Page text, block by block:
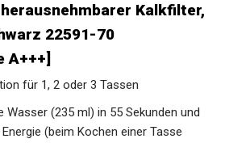
Kalkfilter,
22591-70
A+++]
für 1, 2 oder 3 Tassen
Wasser (235 ml) in 55 Sekunden und
(beim Kochen einer Tasse